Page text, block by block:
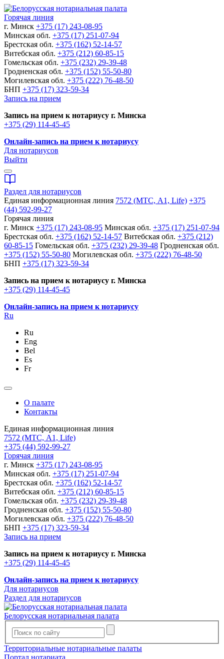
Горячая линия
г. Минск +375 (17) 243-08-95
Минская обл. +375 (17) 251-07-94
Брестская обл. +375 (162) 52-14-57
Витебская обл. +375 (212) 60-85-15
Гомельская обл. +375 (232) 29-39-48
Гродненская обл. +375 (152) 55-50-80
Могилевская обл. +375 (222) 76-48-50
БНП +375 (17) 323-59-34
Запись на прием
Запись на прием к нотариусу г. Минска
+375 (29) 114-45-45
Онлайн-запись на прием к нотариусу
Для нотариусов
Выйти
Раздел для нотариусов
Единая информационная линия 7572 (МТС, A1, Life) +375
(44) 592-99-27
Горячая линия
г. Минск +375 (17) 243-08-95 Минская обл. +375 (17) 251-07-94
Брестская обл. +375 (162) 52-14-57 Витебская обл. +375 (212)
60-85-15 Гомельская обл. +375 (232) 29-39-48 Гродненская обл.
+375 (152) 55-50-80 Могилевская обл. +375 (222) 76-48-50
БНП +375 (17) 323-59-34
Запись на прием к нотариусу г. Минска
+375 (29) 114-45-45
Онлайн-запись на прием к нотариусу
Ru
Ru
Eng
Bel
Es
Fr
О палате
Контакты
Единая информационная линия
7572 (МТС, A1, Life)
+375 (44) 592-99-27
Горячая линия
г. Минск +375 (17) 243-08-95
Минская обл. +375 (17) 251-07-94
Брестская обл. +375 (162) 52-14-57
Витебская обл. +375 (212) 60-85-15
Гомельская обл. +375 (232) 29-39-48
Гродненская обл. +375 (152) 55-50-80
Могилевская обл. +375 (222) 76-48-50
БНП +375 (17) 323-59-34
Запись на прием
Запись на прием к нотариусу г. Минска
+375 (29) 114-45-45
Онлайн-запись на прием к нотариусу
Для нотариусов
Раздел для нотариусов
Белорусская нотариальная палата
Территориальные нотариальные палаты
Портал нотариата